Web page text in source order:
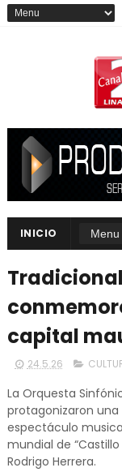
INICIO
capital
24.5.26
La Orquesta
protagonizaron
espectáculo
mundial de
Rodrigo Herrera.